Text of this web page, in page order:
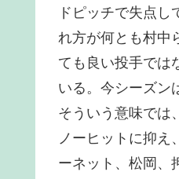
ドピッチで失点
れ方が何とも村中
ても良い投手では
いる。今シーズン
そういう意味では
ノーヒットに抑
ーネット、松岡、